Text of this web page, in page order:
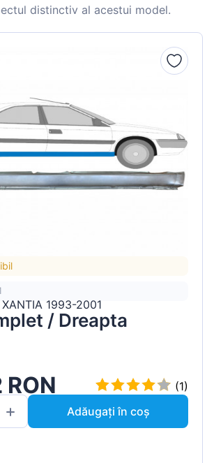
distinctiv al acestui model.
XANTIA 1993-2001
/ Dreapta
(1)
Adăugați în coș